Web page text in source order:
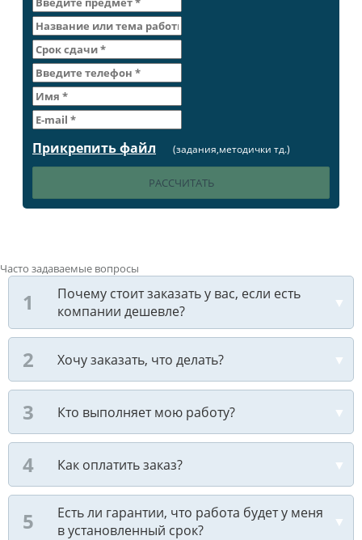
Прикрепить файл (задания,методички тд.)
Часто задаваемые вопросы
Почему стоит заказать у вас, если есть
компании дешевле?
Хочу заказать, что делать?
Кто выполняет мою работу?
Как оплатить заказ?
Есть ли гарантии, что работа будет у меня
в установленный срок?